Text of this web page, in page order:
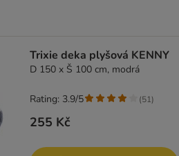
Trixie deka plyšová KENNY
D 150 x Š 100 cm, modrá
255 Kč
Rating: 3.9/5 (51)